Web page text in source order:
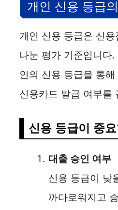
V
i
d
e
o
개인 신용 등급
개인 신용 등급은 신
나눈 평가 기준입니다
인의 신용 등급을 통
신용카드 발급 여부를
신용 등급이 중
대출 승인 여부
신용 등급이 낮
까다로워지고